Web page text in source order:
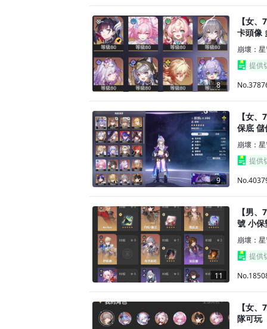
8
【女
卡頭像
崩壞：
提供
9
【女
保底 儲
崩壞：
提供
11
【男
號 小
崩壞：
提供
【女
隊可玩